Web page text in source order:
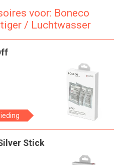
voor: Boneco
/ Luchtwasser
Stick